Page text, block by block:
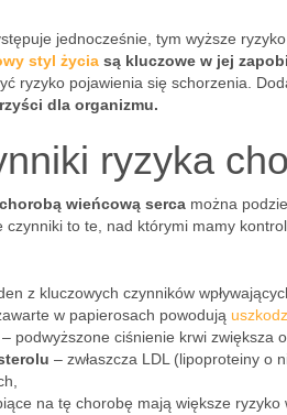
jednocześnie, tym wyższe
styl życia są kluczowe w jej
ryzyko pojawienia się schorzenia.
dla organizmu.
ryzyka
wieńcową serca można
to te, nad którymi mamy
z kluczowych czynników
w papierosach powodują
– podwyższone ciśnienie krwi zwiększa
– zwłaszcza LDL (lipoproteiny o
na tę chorobę mają większe